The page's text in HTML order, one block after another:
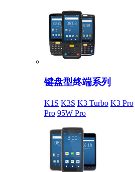
键盘型终端系列
K1S K3S K3 Turbo K3 Pro
Pro 95W Pro